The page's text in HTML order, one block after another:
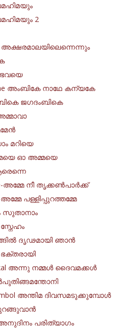
2
അക്ഷരമാലയിലെന്നെന്നും
അംബികേ നാഥേ കന്യകേ
ജഗദംബികെ
മറിയെ
ഓ അമ്മയെ
അമ്മേ നീ തൃക്കൺപാർക്ക്
അമ്മേ പള്ളിപ്പുറത്തമ്മേ
സുതാനാം
ദൃഢമായി ഞാൻ
ഭക്തരായി
അന്നു നമ്മൾ ദൈവമക്കൾ
അന്തിമ ദിവസമടുക്കുമ്പോള്‍
അനുദിനം പരിത്യാഗം